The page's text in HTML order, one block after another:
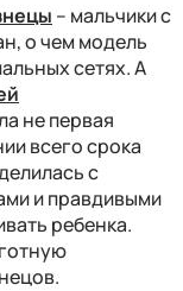
– мальчики с
о чем модель
сетях. А
не первая
всего срока
с
и правдивыми
ребенка.